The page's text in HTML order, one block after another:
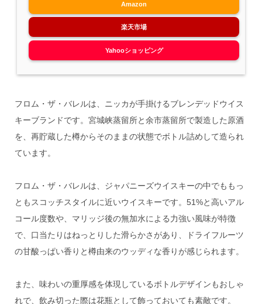
Amazon
楽天市場
Yahooショッピング
フロム・ザ・バレルは、ニッカが手掛けるブレンデッドウイス
キーブランドです。宮城峡蒸留所と余市蒸留所で製造した原酒
を、再貯蔵した樽からそのままの状態でボトル詰めして造られ
ています。
フロム・ザ・バレルは、ジャパニーズウイスキーの中でももっ
ともスコッチスタイルに近いウイスキーです。51%と高いアル
コール度数や、マリッジ後の無加水による力強い風味が特徴
で、口当たりはねっとりした滑らかさがあり、ドライフルーツ
の甘酸っぱい香りと樽由来のウッディな香りが感じられます。
また、味わいの重厚感を体現しているボトルデザインもおしゃ
れで、飲み切った際は花瓶として飾っておいても素敵です。